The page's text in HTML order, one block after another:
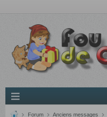
Forum Anciens messages